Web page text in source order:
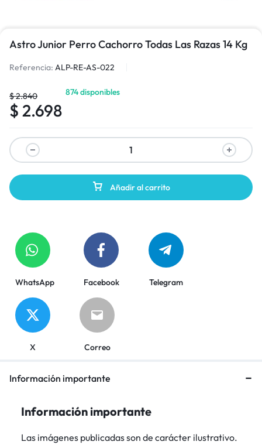
Astro Junior Perro Cachorro Todas Las Razas 14 Kg
Referencia: ALP-RE-AS-022
$2.840
$ 2.698
874 disponibles
Añadir al carrito
WhatsApp Facebook Telegram
X Correo
Información importante
Información importante
Las imágenes publicadas son de carácter ilustrativo.